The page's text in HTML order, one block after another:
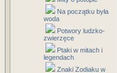
Na początku była
woda
Potwory ludzko-
zwierzęce
Ptaki w mitach i
legendach
Znaki Zodiaku w